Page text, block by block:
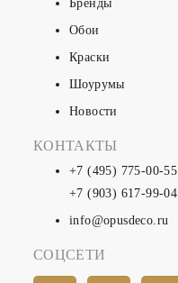
Бренды
Обои
Краски
Шоурумы
Новости
КОНТАКТЫ
+7 (495) 775-00-55
+7 (903) 617-99-04
info@opusdeco.ru
СОЦСЕТИ